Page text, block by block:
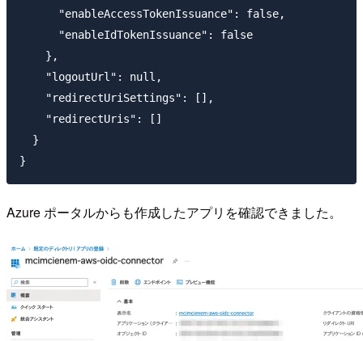
      "enableAccessTokenIssuance": false,
      "enableIdTokenIssuance": false
    },
    "logoutUrl": null,
    "redirectUriSettings": [],
    "redirectUris": []
  }
Azure ポータルからも作成したアプリを確認できました。